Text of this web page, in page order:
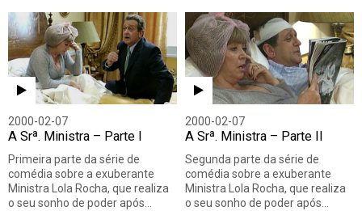
2000-02-07
A Srª. Ministra – Parte I
Primeira parte da série de
comédia sobre a exuberante
Ministra Lola Rocha, que realiza
o seu sonho de poder após…
2000-02-07
A Srª. Ministra – Parte II
Segunda parte da série de
comédia sobre a exuberante
Ministra Lola Rocha, que realiza
o seu sonho de poder após…